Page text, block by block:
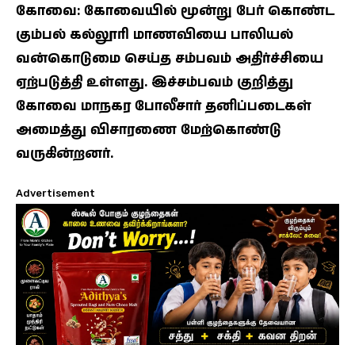
கோவை: கோவையில் மூன்று பேர் கொண்ட
கும்பல் கல்லூரி மாணவியை பாலியல்
வன்கொடுமை செய்த சம்பவம் அதிர்ச்சியை
ஏற்படுத்தி உள்ளது. இச்சம்பவம் குறித்து
கோவை மாநகர போலீசார் தனிப்படைகள்
அமைத்து விசாரணை மேற்கொண்டு
வருகின்றனர்.
Advertisement